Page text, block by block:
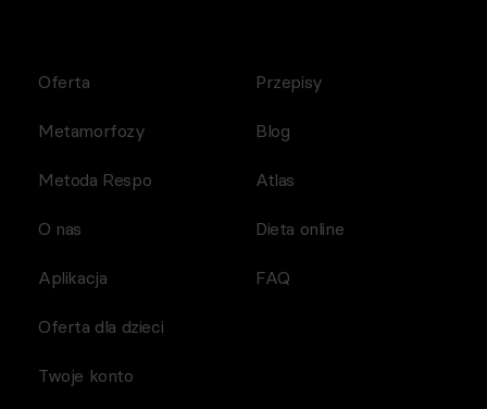
Oferta
Metamorfozy
Metoda Respo
O nas
Aplikacja
Przepisy
Blog
Atlas
Dieta online
FAQ
Oferta dla dzieci
Twoje konto